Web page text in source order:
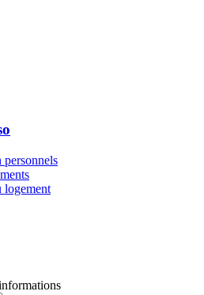
personnels
logement